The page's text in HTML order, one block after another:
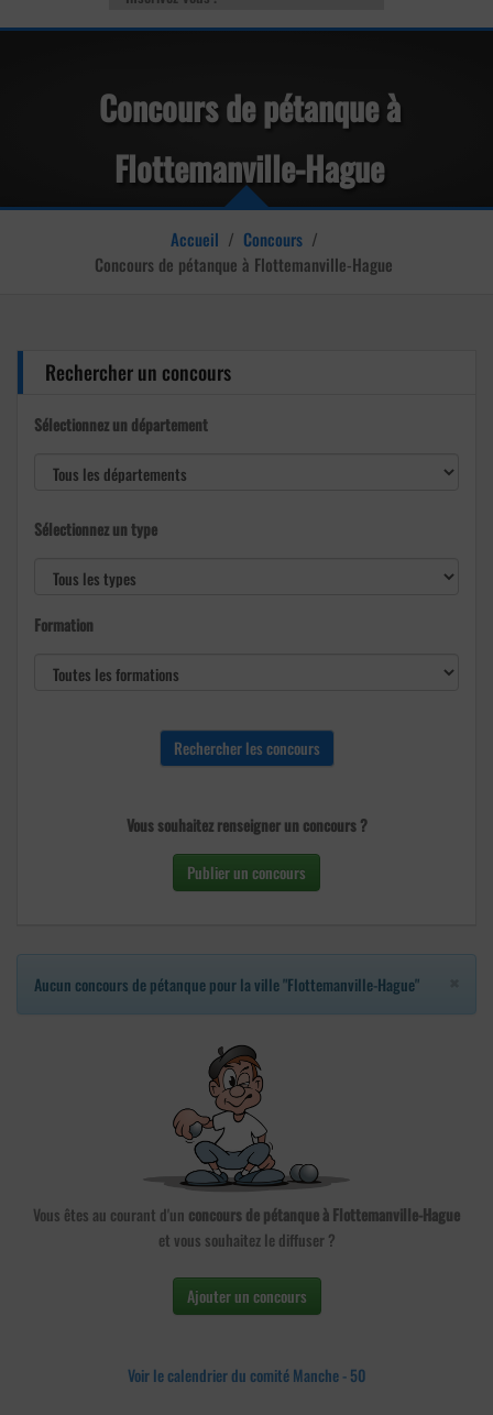
Concours de pétanque à
Flottemanville-Hague
Accueil / Concours /
Concours de pétanque à Flottemanville-Hague
Rechercher un concours
Sélectionnez un département
Sélectionnez un type
Formation
Vous souhaitez renseigner un concours ?
Publier un concours
Aucun concours de pétanque pour la ville "Flottemanville-Hague"
Vous êtes au courant d'un concours de pétanque à Flottemanville-Hague
et vous souhaitez le diffuser ?
Ajouter un concours
Voir le calendrier du comité Manche - 50